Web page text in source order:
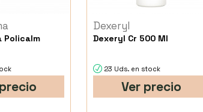
Policalm
Dexeryl
Dexeryl Cr 500 Ml
23 Uds. en stock
Ver precio